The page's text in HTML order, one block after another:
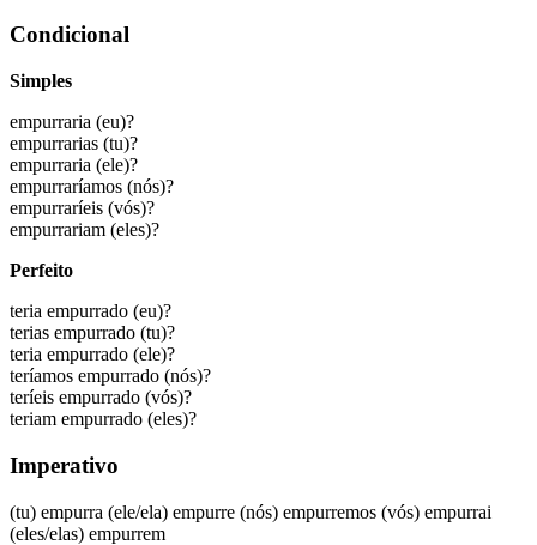
Condicional
Simples
empurraria (eu)?
empurrarias (tu)?
empurraria (ele)?
empurraríamos (nós)?
empurraríeis (vós)?
empurrariam (eles)?
Perfeito
teria empurrado (eu)?
terias empurrado (tu)?
teria empurrado (ele)?
teríamos empurrado (nós)?
teríeis empurrado (vós)?
teriam empurrado (eles)?
Imperativo
(tu) empurra (ele/ela) empurre (nós) empurremos (vós) empurrai
(eles/elas) empurrem